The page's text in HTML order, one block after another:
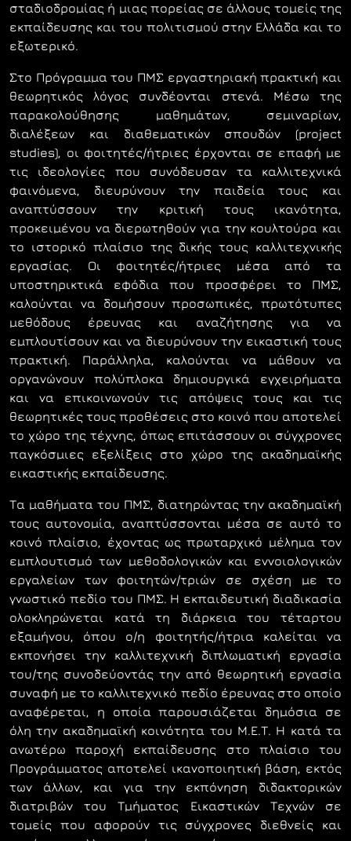
σταδιοδροµίας ή µιας πορείας σε άλλους τοµείς της
εκπαίδευσης και του πολιτισµού στην Ελλάδα και το
εξωτερικό.
Στο Πρόγραµµα του ΠΜΣ εργαστηριακή πρακτική και
θεωρητικός λόγος συνδέονται στενά. Μέσω της
παρακολούθησης µαθηµάτων, σεµιναρίων,
διαλέξεων και διαθεµατικών σπουδών (project
studies), οι φοιτητές/ήτριες έρχονται σε επαφή µε
τις ιδεολογίες που συνόδευσαν τα καλλιτεχνικά
φαινόµενα, διευρύνουν την παιδεία τους και
αναπτύσσουν την κριτική τους ικανότητα,
προκειµένου να διερωτηθούν για την κουλτούρα και
το ιστορικό πλαίσιο της δικής τους καλλιτεχνικής
εργασίας. Οι φοιτητές/ήτριες µέσα από τα
υποστηρικτικά εφόδια που προσφέρει το ΠΜΣ,
καλούνται να δοµήσουν προσωπικές, πρωτότυπες
µεθόδους έρευνας και αναζήτησης για να
εµπλουτίσουν και να διευρύνουν την εικαστική τους
πρακτική. Παράλληλα, καλούνται να µάθουν να
οργανώνουν πολύπλοκα δηµιουργικά εγχειρήµατα
και να επικοινωνούν τις απόψεις τους και τις
θεωρητικές τους προθέσεις στο κοινό που αποτελεί
το χώρο της τέχνης, όπως επιτάσσουν οι σύγχρονες
παγκόσµιες εξελίξεις στο χώρο της ακαδηµαϊκής
εικαστικής εκπαίδευσης.
Τα µαθήµατα του ΠΜΣ, διατηρώντας την ακαδηµαϊκή
τους αυτονοµία, αναπτύσσονται µέσα σε αυτό το
κοινό πλαίσιο, έχοντας ως πρωταρχικό µέληµα τον
εµπλουτισµό των µεθοδολογικών και εννοιολογικών
εργαλείων των φοιτητών/τριών σε σχέση µε το
γνωστικό πεδίο του ΠΜΣ. Η εκπαιδευτική διαδικασία
ολοκληρώνεται κατά τη διάρκεια του τέταρτου
εξαµήνου, όπου ο/η φοιτητής/ήτρια καλείται να
εκπονήσει την καλλιτεχνική διπλωµατική εργασία
του/της συνοδεύοντάς την από θεωρητική εργασία
συναφή µε το καλλιτεχνικό πεδίο έρευνας στο οποίο
αναφέρεται, η οποία παρουσιάζεται δηµόσια σε
όλη την ακαδηµαϊκή κοινότητα του Μ.Ε.Τ. Η κατά τα
ανωτέρω παροχή εκπαίδευσης στο πλαίσιο του
Προγράµµατος αποτελεί ικανοποιητική βάση, εκτός
των άλλων, και για την εκπόνηση διδακτορικών
διατριβών του Τµήµατος Εικαστικών Τεχνών σε
τοµείς που αφορούν τις σύγχρονες διεθνείς και